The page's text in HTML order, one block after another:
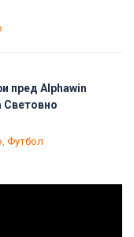
пред Alphawin
Футбол